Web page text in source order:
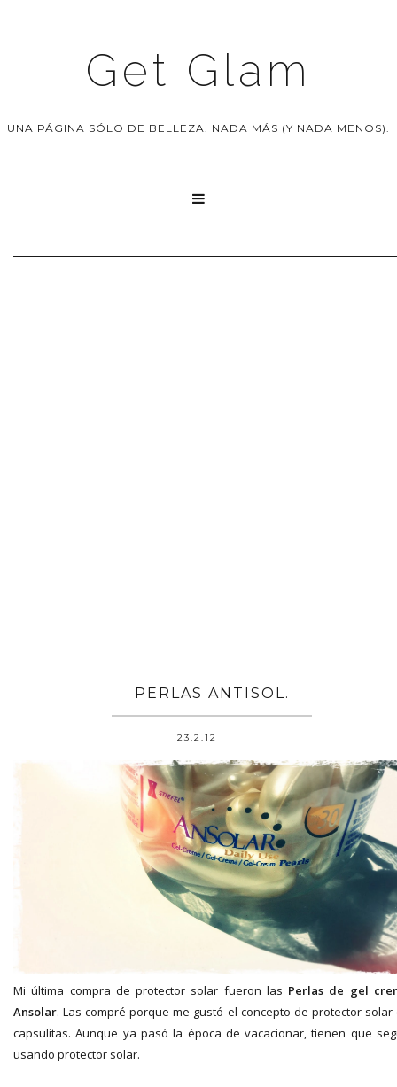
Get Glam
UNA PÁGINA SÓLO DE BELLEZA. NADA MÁS (Y NADA MENOS).

PERLAS ANTISOL.
23.2.12
Mi última compra de protector solar fueron las Perlas de gel
Ansolar. Las compré porque me gustó el concepto de protector solar
capsulitas. Aunque ya pasó la época de vacacionar, tienen que
usando protector solar.